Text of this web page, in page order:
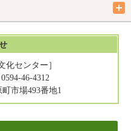
化センター］
46-4312
市場493番地1